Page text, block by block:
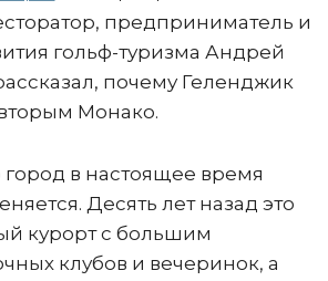
предприниматель и
гольф-туризма Андрей
почему Геленджик
Монако.
город в настоящее время
Десять лет назад это
курорт с большим
клубов и вечеринок, а